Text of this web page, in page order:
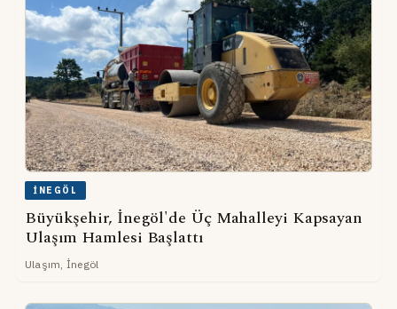
İNEGÖL
Büyükşehir, İnegöl'de Üç Mahalleyi Kapsayan
Ulaşım Hamlesi Başlattı
Ulaşım, İnegöl